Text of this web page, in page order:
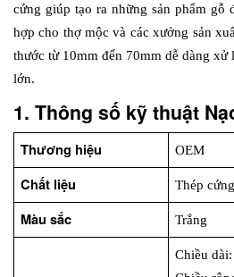
cứng giúp tạo ra những sản phẩm gỗ
hợp cho thợ mộc và các xưởng sản
thước từ 10mm đến 70mm dễ dàng xử
lớn.
1. Thông số kỹ thuật
Thương hiệu OEM
Chất liệu Thép cứng
Màu sắc Trắng
Chiều